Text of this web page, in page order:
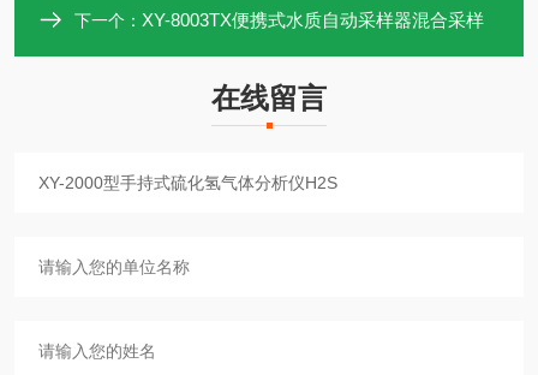
下一个： XY-8003TX便携式水质自动采样器混合采样
在线留言